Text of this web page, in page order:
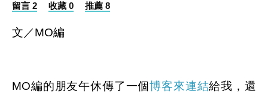
留言 2 收藏 0 推薦 8
文／MO編
MO編的朋友午休傳了一個博客來連結給我，還